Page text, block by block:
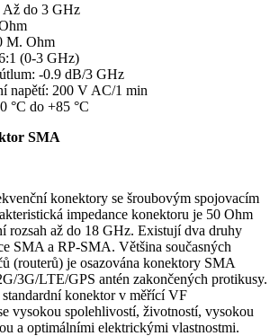
Až do 3 GHz
M. Ohm
(0-3 GHz)
-0.9 dB/3 GHz
napětí: 200 V AC/1 min
°C do +85 °C
SMA
konektory se šroubovým spojovacím
impedance konektoru je 50 Ohm
rozsah až do 18 GHz. Existují dva druhy
SMA a RP-SMA. Většina současných
(routerů) je osazována konektory SMA
/3G/LTE/GPS antén zakončených protikusy.
konektorv měřící VF
vysokou spolehlivostí, životností, vysokou
a optimálními elektrickými vlastnostmi.